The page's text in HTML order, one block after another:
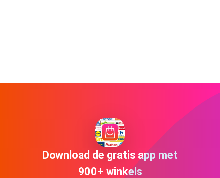
Download de gratis app met
900+ winkels